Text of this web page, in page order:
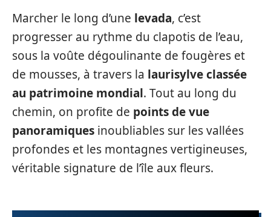
Marcher le long d’une levada, c’est
progresser au rythme du clapotis de l’eau,
sous la voûte dégoulinante de fougères et
de mousses, à travers la laurisylve classée
au patrimoine mondial. Tout au long du
chemin, on profite de points de vue
panoramiques inoubliables sur les vallées
profondes et les montagnes vertigineuses,
véritable signature de l’île aux fleurs.